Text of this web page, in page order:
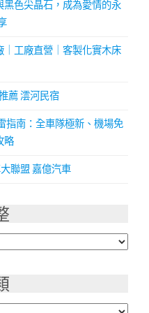
黑色尖晶石，成為愛情的永
｜工廠直營｜客製化實木床
薦 澐河民宿
指南：全車隊極新、機場免
略
聯盟 嘉億汽車